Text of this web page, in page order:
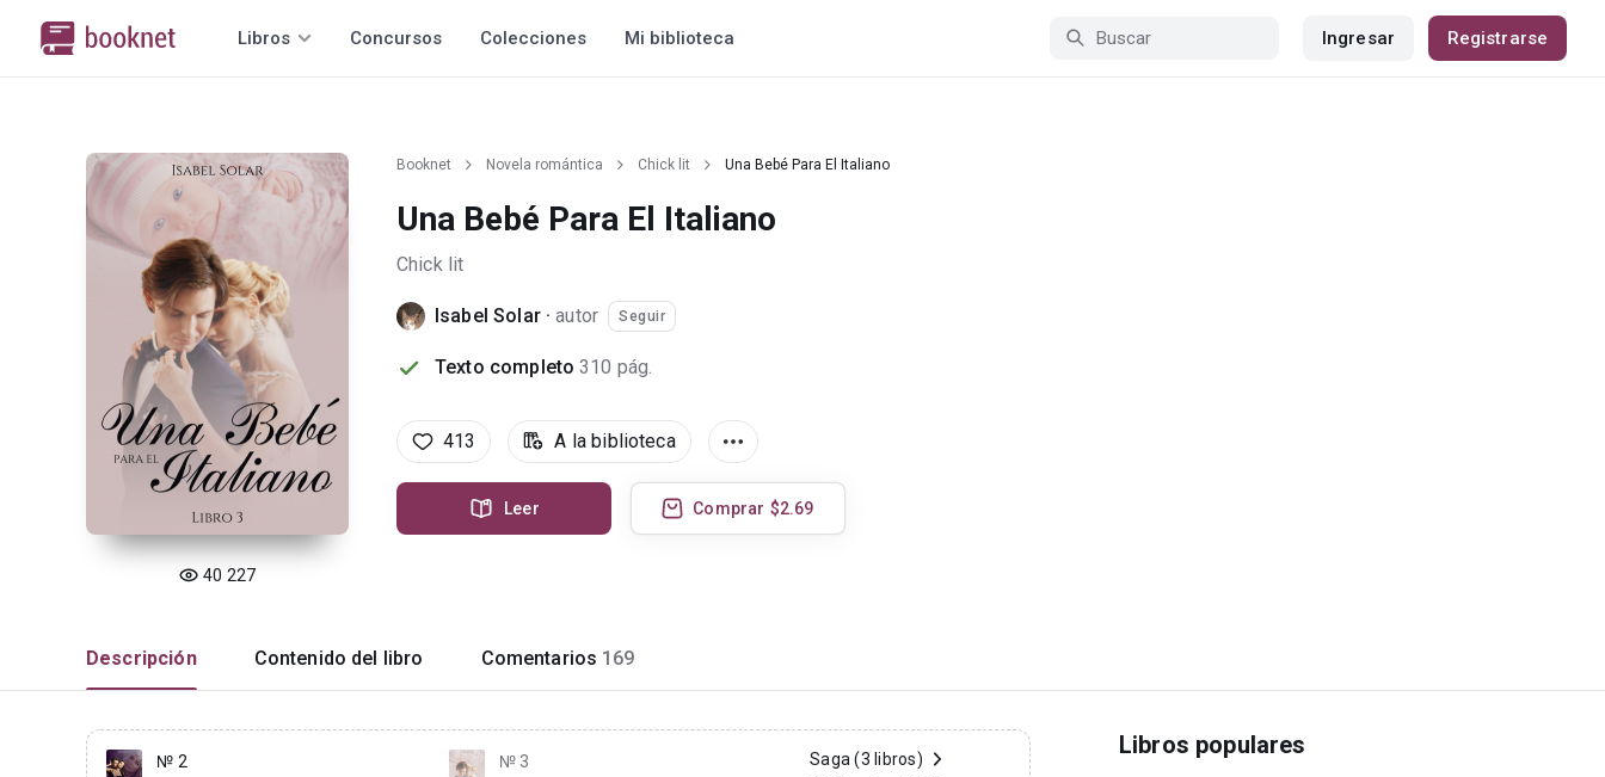
Libros Concursos Colecciones Mi biblioteca Ingresar Registrarse
40 227
Booknet Novela romántica Chick lit Una Bebé Para El Italiano
Una Bebé Para El Italiano
Chick lit
Isabel Solar·autor Seguir
Texto completo 310 pág.
413 A la biblioteca
Leer Comprar $2.69
Descripción Contenido del libro Comentarios 169
№ 2
№ 3
Saga (3 libros) Libros populares